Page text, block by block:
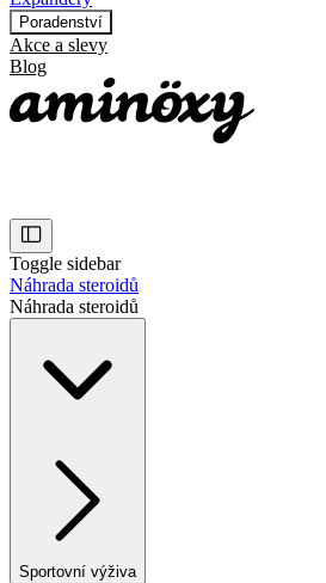
Poradenství
Akce a slevy
Blog
Toggle sidebar
Náhrada steroidů
Náhrada steroidů
Sportovní výživa